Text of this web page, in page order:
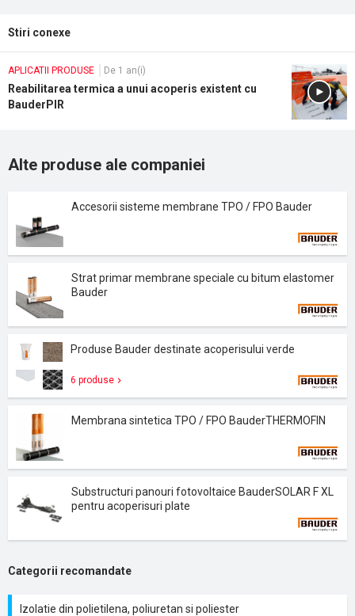
Stiri conexe
APLICATII PRODUSE De 1 an(i)
Reabilitarea termica a unui acoperis existent cu
BauderPIR
Alte produse ale companiei
Accesorii sisteme membrane TPO / FPO Bauder
Strat primar membrane speciale cu bitum elastomer
Bauder
Produse Bauder destinate acoperisului verde
6 produse
Membrana sintetica TPO / FPO BauderTHERMOFIN
Substructuri panouri fotovoltaice BauderSOLAR F XL
pentru acoperisuri plate
Categorii recomandate
Izolatie din polietilena, poliuretan si poliester